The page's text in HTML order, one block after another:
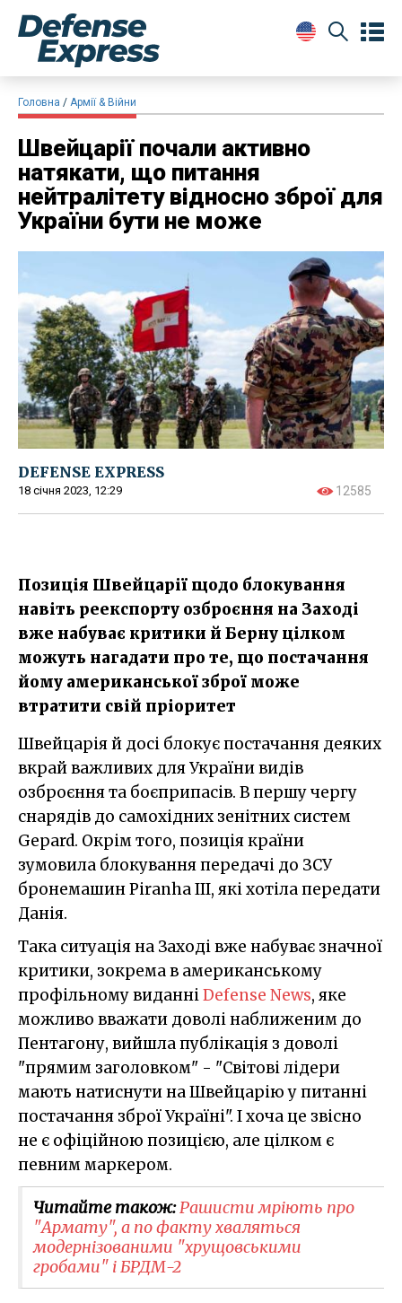
Головна Армії & Війни
Швейцарії почали активно
натякати, що питання
нейтралітету відносно зброї для
України бути не може
DEFENSE EXPRESS
18 січня 2023, 12:29 12585
Позиція Швейцарії щодо блокування
навіть реекспорту озброєння на Заході
вже набуває критики й Берну цілком
можуть нагадати про те, що постачання
йому американської зброї може
втратити свій пріоритет
Швейцарія й досі блокує постачання деяких
вкрай важливих для України видів
озброєння та боєприпасів. В першу чергу
снарядів до самохідних зенітних систем
Gepard. Окрім того, позиція країни
зумовила блокування передачі до ЗСУ
бронемашин Piranha III, які хотіла передати
Данія.
Така ситуація на Заході вже набуває значної
критики, зокрема в американському
профільному виданніDefense News, яке
можливо вважати доволі наближеним до
Пентагону, вийшла публікація з доволі
"прямим заголовком" - "Світові лідери
мають натиснути на Швейцарію у питанні
постачання зброї Україні". І хоча це звісно
не є офіційною позицією, але цілком є
певним маркером.
Читайте також:Рашисти мріють про
"Армату", а по факту хваляться
модернізованими "хрущовськими
гробами" і БРДМ-2